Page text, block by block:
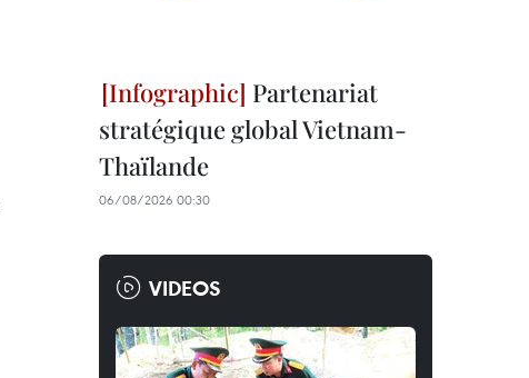
Partenariat
stratégique global Vietnam-
Thaïlande
06/08/2026 00:30
VIDEOS